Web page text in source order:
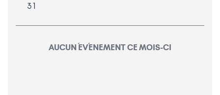
31
AUCUN ÉVÉNEMENT CE MOIS-CI